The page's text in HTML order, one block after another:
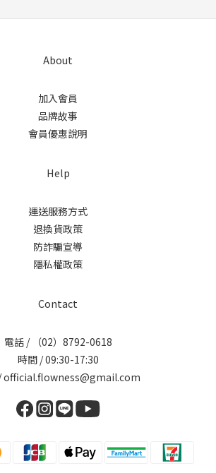
About
加入會員
品牌故事
會員優惠說明
Help
運送服務方式
退換貨政策
防詐騙宣導
隱私權政策
Contact
電話 / （02）8792-0618
時間 / 09:30-17:30
official.flowness@gmail.com